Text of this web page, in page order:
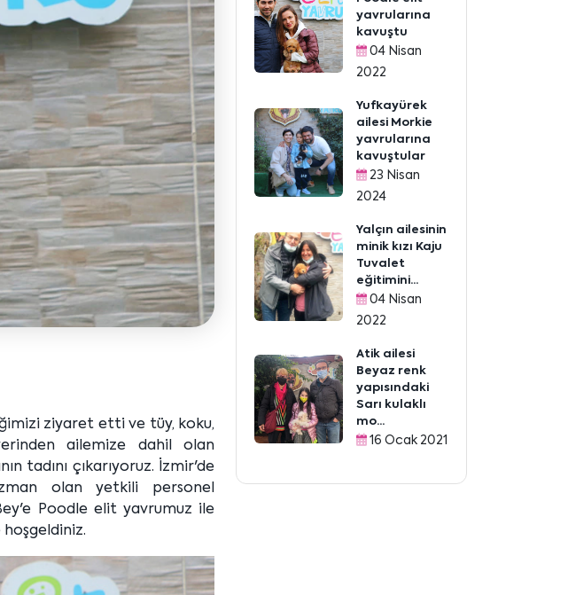
ziyaret etti ve tüy, koku,
ailemize dahil olan
tadını çıkarıyoruz. İzmir'de
olan yetkili personel
Poodle elit yavrumuz ile
hoşgeldiniz.
yavrularına
kavuştu
04 Nisan
2022
Yufkayürek
ailesi Morkie
yavrularına
kavuştular
23 Nisan
2024
Yalçın ailesinin
minik kızı Kaju
Tuvalet
eğitimini...
04 Nisan
2022
Atik ailesi
Beyaz renk
yapısındaki
Sarı kulaklı
mo...
16 Ocak 2021